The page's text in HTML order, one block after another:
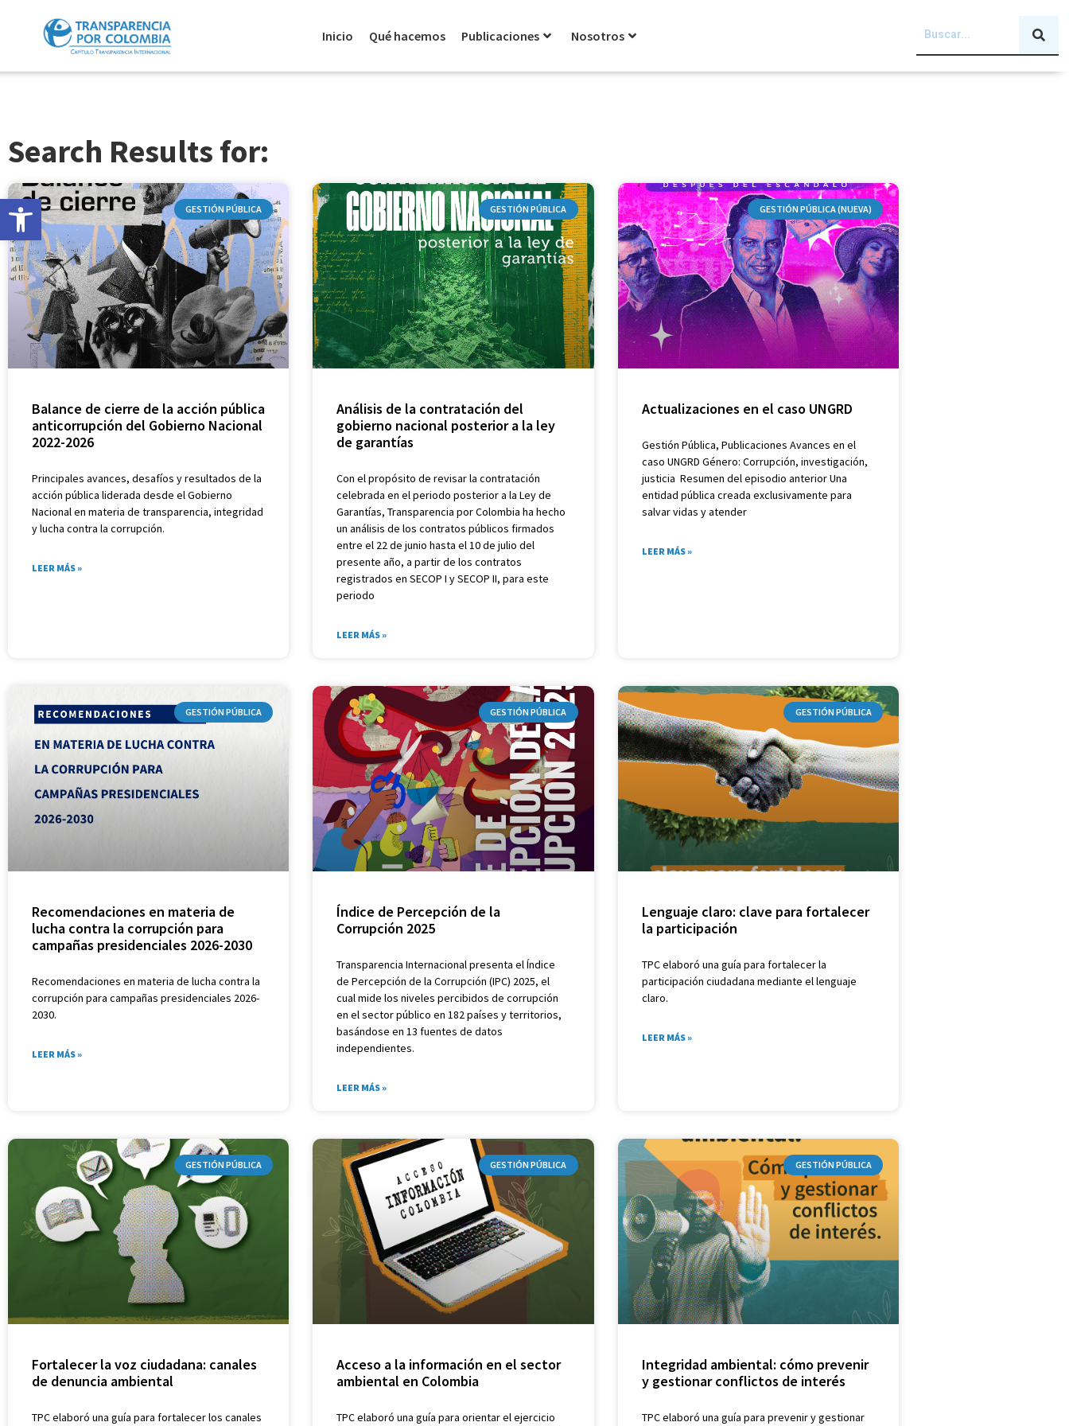
Abrir barra de herramientas
Inicio Qué hacemos Publicaciones Nosotros
Search Results for:
GESTIÓN PÚBLICA
Balance de cierre de la acción pública
anticorrupción del Gobierno Nacional
2022-2026
Principales avances, desafíos y resultados de la
acción pública liderada desde el Gobierno
Nacional en materia de transparencia, integridad
y lucha contra la corrupción.
LEER MÁS »
GESTIÓN PÚBLICA
Análisis de la contratación del
gobierno nacional posterior a la ley
de garantías
Con el propósito de revisar la contratación
celebrada en el periodo posterior a la Ley de
Garantías, Transparencia por Colombia ha hecho
un análisis de los contratos públicos firmados
entre el 22 de junio hasta el 10 de julio del
presente año, a partir de los contratos
registrados en SECOP I y SECOP II, para este
periodo
LEER MÁS »
GESTIÓN PÚBLICA (NUEVA)
Actualizaciones en el caso UNGRD
Gestión Pública, Publicaciones Avances en el
caso UNGRD Género: Corrupción, investigación,
justicia Resumen del episodio anterior Una
entidad pública creada exclusivamente para
salvar vidas y atender
LEER MÁS »
GESTIÓN PÚBLICA
Recomendaciones en materia de
lucha contra la corrupción para
campañas presidenciales 2026-2030
Recomendaciones en materia de lucha contra la
corrupción para campañas presidenciales 2026-
2030.
LEER MÁS »
GESTIÓN PÚBLICA
Índice de Percepción de la
Corrupción 2025
Transparencia Internacional presenta el Índice
de Percepción de la Corrupción (IPC) 2025, el
cual mide los niveles percibidos de corrupción
en el sector público en 182 países y territorios,
basándose en 13 fuentes de datos
independientes.
LEER MÁS »
GESTIÓN PÚBLICA
Lenguaje claro: clave para fortalecer
la participación
TPC elaboró una guía para fortalecer la
participación ciudadana mediante el lenguaje
claro.
LEER MÁS »
GESTIÓN PÚBLICA
Fortalecer la voz ciudadana: canales
de denuncia ambiental
TPC elaboró una guía para fortalecer los canales
GESTIÓN PÚBLICA
Acceso a la información en el sector
ambiental en Colombia
TPC elaboró una guía para orientar el ejercicio
GESTIÓN PÚBLICA
Integridad ambiental: cómo prevenir
y gestionar conflictos de interés
TPC elaboró una guía para prevenir y gestionar